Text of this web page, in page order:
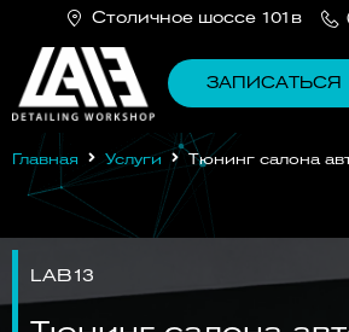
Cтоличное шоссе 101в
ЗАПИСАТЬСЯ
Главная Услуги Тюнинг салона
LAB13